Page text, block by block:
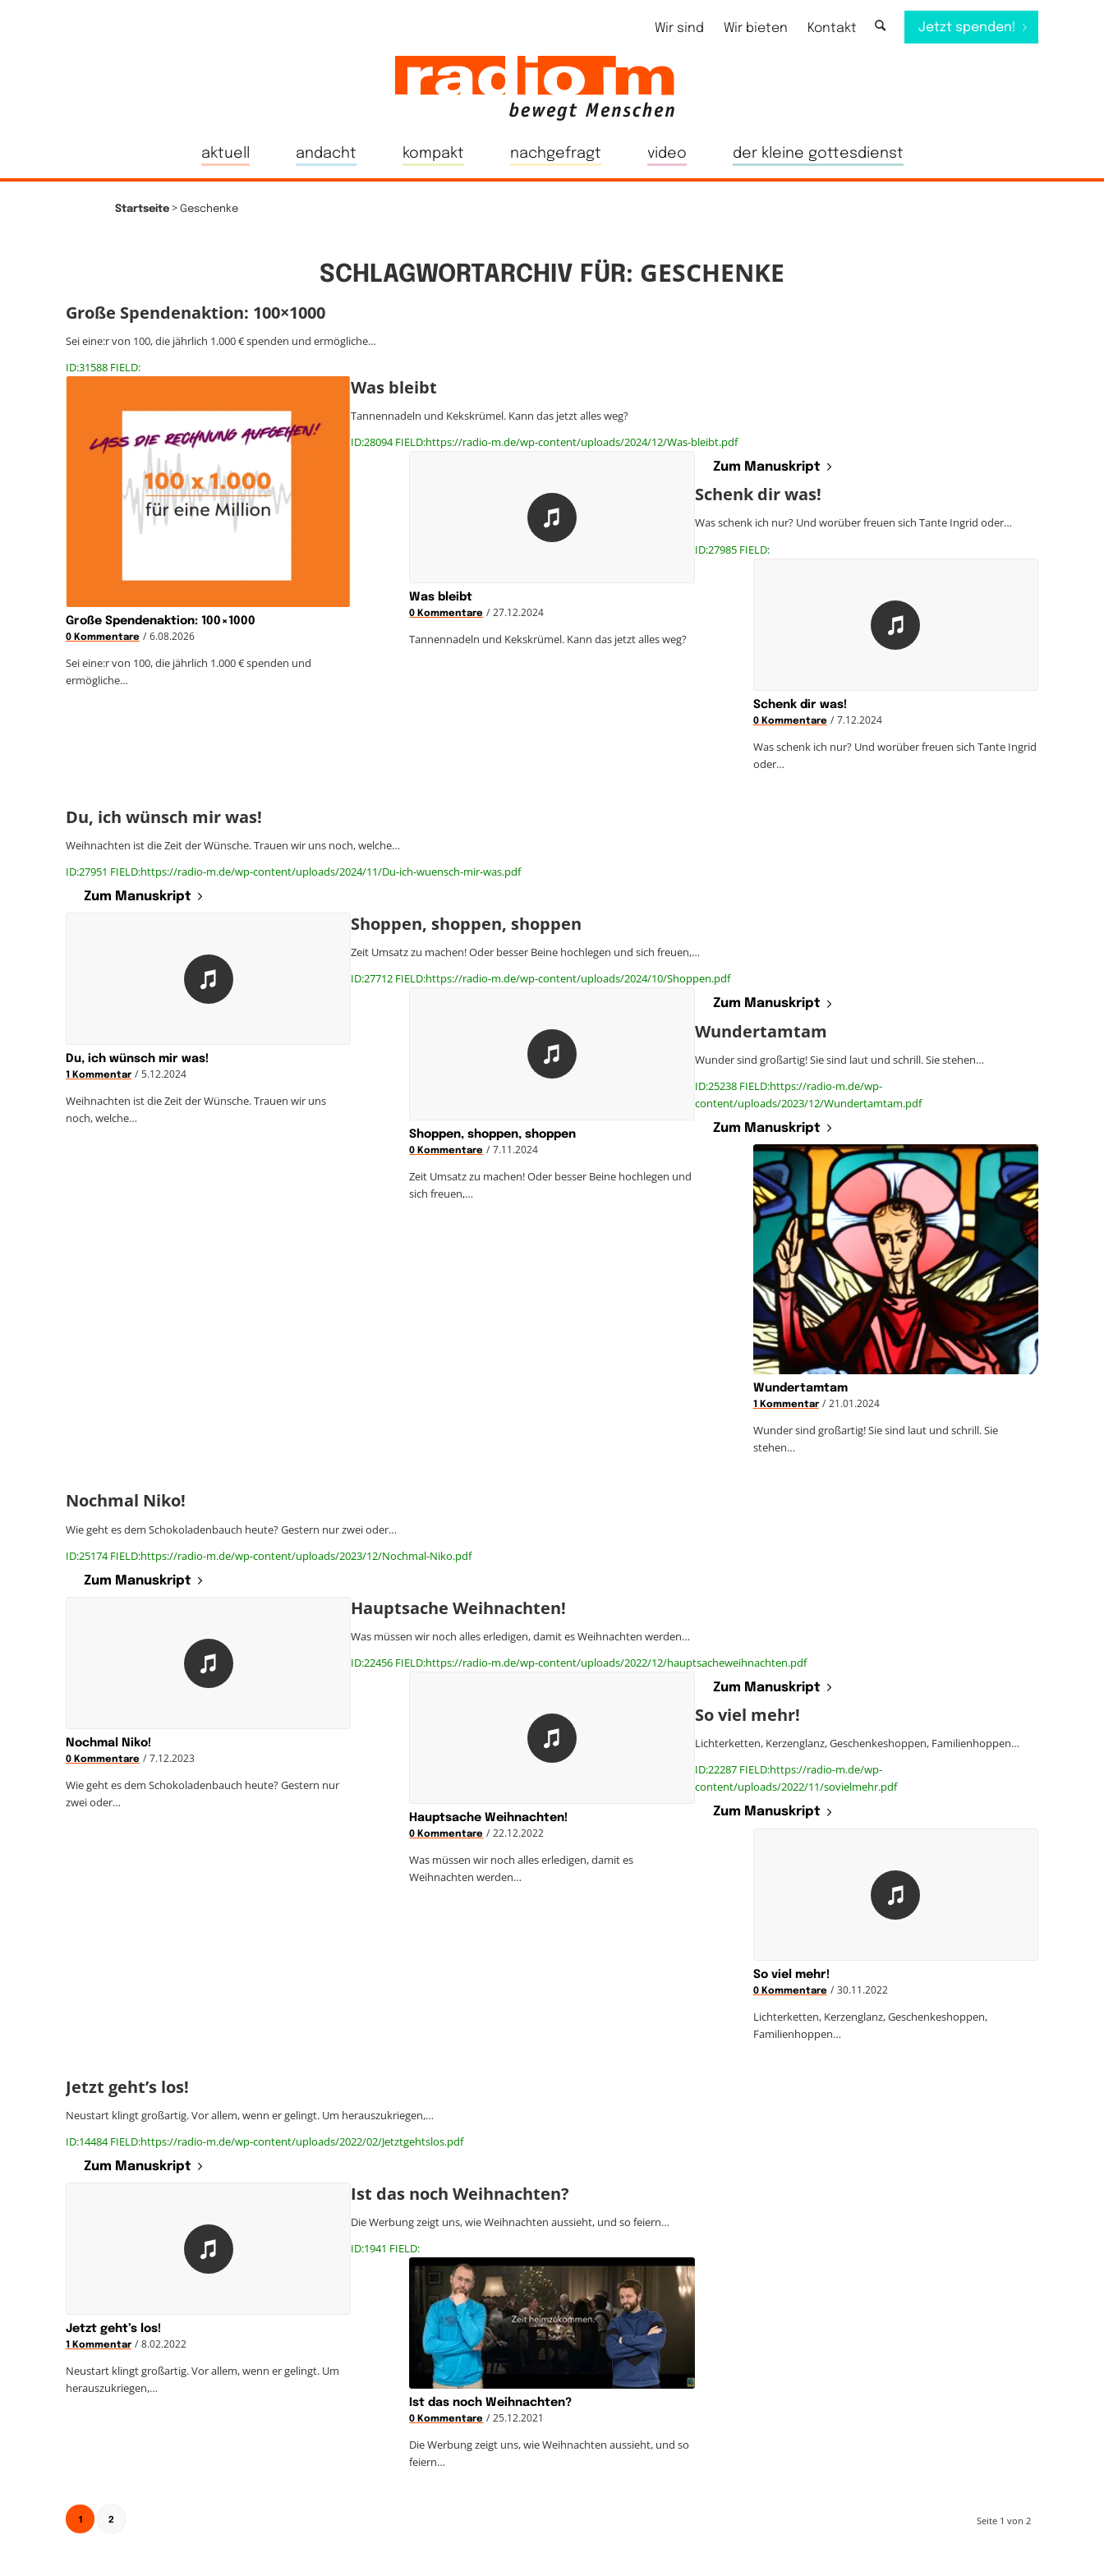
Wir sind Wir bieten Kontakt Jetzt spenden!
aktuell andacht kompakt nachgefragt video der kleine gottesdienst
Startseite > Geschenke
SCHLAGWORTARCHIV FÜR: GESCHENKE
Große Spendenaktion: 100×1000
Sei eine:r von 100, die jährlich 1.000 € spenden und ermögliche…
ID:31588 FIELD:
Große Spendenaktion: 100×1000
0 Kommentare / 6.08.2026
Sei eine:r von 100, die jährlich 1.000 € spenden und
ermögliche…
Was bleibt
Tannennadeln und Kekskrümel. Kann das jetzt alles weg?
ID:28094 FIELD:https://radio-m.de/wp-content/uploads/2024/12/Was-bleibt.pdf
Zum Manuskript
Was bleibt
0 Kommentare / 27.12.2024
Tannennadeln und Kekskrümel. Kann das jetzt alles weg?
Schenk dir was!
Was schenk ich nur? Und worüber freuen sich Tante Ingrid oder…
ID:27985 FIELD:
Schenk dir was!
0 Kommentare / 7.12.2024
Was schenk ich nur? Und worüber freuen sich Tante Ingrid
oder…
Du, ich wünsch mir was!
Weihnachten ist die Zeit der Wünsche. Trauen wir uns noch, welche…
ID:27951 FIELD:https://radio-m.de/wp-content/uploads/2024/11/Du-ich-wuensch-mir-was.pdf
Zum Manuskript
Du, ich wünsch mir was!
1 Kommentar / 5.12.2024
Weihnachten ist die Zeit der Wünsche. Trauen wir uns
noch, welche…
Shoppen, shoppen, shoppen
Zeit Umsatz zu machen! Oder besser Beine hochlegen und sich freuen,…
ID:27712 FIELD:https://radio-m.de/wp-content/uploads/2024/10/Shoppen.pdf
Zum Manuskript
Shoppen, shoppen, shoppen
0 Kommentare / 7.11.2024
Zeit Umsatz zu machen! Oder besser Beine hochlegen und
sich freuen,…
Wundertamtam
Wunder sind großartig! Sie sind laut und schrill. Sie stehen…
ID:25238 FIELD:https://radio-m.de/wp-
content/uploads/2023/12/Wundertamtam.pdf
Zum Manuskript
Wundertamtam
1 Kommentar / 21.01.2024
Wunder sind großartig! Sie sind laut und schrill. Sie
stehen…
Nochmal Niko!
Wie geht es dem Schokoladenbauch heute? Gestern nur zwei oder…
ID:25174 FIELD:https://radio-m.de/wp-content/uploads/2023/12/Nochmal-Niko.pdf
Zum Manuskript
Nochmal Niko!
0 Kommentare / 7.12.2023
Wie geht es dem Schokoladenbauch heute? Gestern nur
zwei oder…
Hauptsache Weihnachten!
Was müssen wir noch alles erledigen, damit es Weihnachten werden…
ID:22456 FIELD:https://radio-m.de/wp-content/uploads/2022/12/hauptsacheweihnachten.pdf
Zum Manuskript
Hauptsache Weihnachten!
0 Kommentare / 22.12.2022
Was müssen wir noch alles erledigen, damit es
Weihnachten werden…
So viel mehr!
Lichterketten, Kerzenglanz, Geschenkeshoppen, Familienhoppen…
ID:22287 FIELD:https://radio-m.de/wp-
content/uploads/2022/11/sovielmehr.pdf
Zum Manuskript
So viel mehr!
0 Kommentare / 30.11.2022
Lichterketten, Kerzenglanz, Geschenkeshoppen,
Familienhoppen…
Jetzt geht’s los!
Neustart klingt großartig. Vor allem, wenn er gelingt. Um herauszukriegen,…
ID:14484 FIELD:https://radio-m.de/wp-content/uploads/2022/02/Jetztgehtslos.pdf
Zum Manuskript
Jetzt geht’s los!
1 Kommentar / 8.02.2022
Neustart klingt großartig. Vor allem, wenn er gelingt. Um
herauszukriegen,…
Ist das noch Weihnachten?
Die Werbung zeigt uns, wie Weihnachten aussieht, und so feiern…
ID:1941 FIELD:
Ist das noch Weihnachten?
0 Kommentare / 25.12.2021
Die Werbung zeigt uns, wie Weihnachten aussieht, und so
feiern…
Seite 1 von 2
1 2